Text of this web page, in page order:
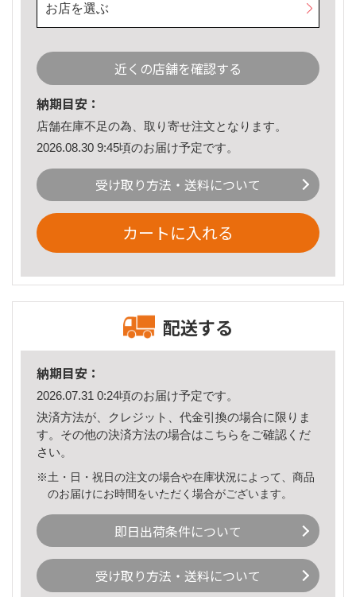
お店を選ぶ
近くの店舗を確認する
納期目安：
店舗在庫不足の為、取り寄せ注文となります。
2026.08.30 9:45頃のお届け予定です。
受け取り方法・送料について
カートに入れる
配送する
納期目安：
2026.07.31 0:24頃のお届け予定です。
決済方法が、クレジット、代金引換の場合に限りま
す。その他の決済方法の場合はこちら をご確認くだ
さい。
※土・日・祝日の注文の場合や在庫状況によって、商品
のお届けにお時間をいただく場合がございます。
即日出荷条件について
受け取り方法・送料について